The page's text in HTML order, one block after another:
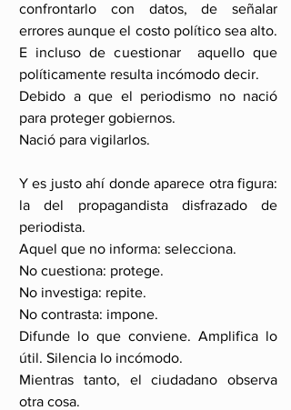
confrontarlo con datos, de señalar
errores aunque el costo político sea alto.
E incluso de cuestionar  aquello que
políticamente resulta incómodo decir.
Debido a que el periodismo no nació
para proteger gobiernos.
Nació para vigilarlos.
Y es justo ahí donde aparece otra figura:
la del propagandista disfrazado de
periodista.
Aquel que no informa: selecciona.
No cuestiona: protege.
No investiga: repite.
No contrasta: impone.
Difunde lo que conviene. Amplifica lo
útil. Silencia lo incómodo.
Mientras tanto, el ciudadano observa
otra cosa.